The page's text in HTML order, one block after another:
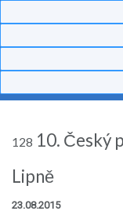
128 10. Český
Lipně
23.08.2015